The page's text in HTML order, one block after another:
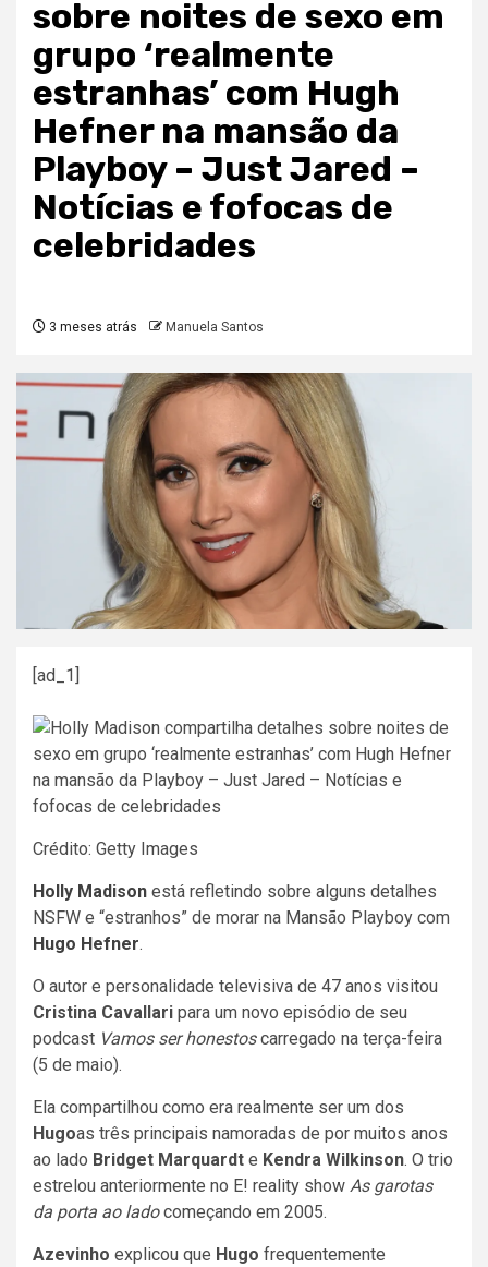
sobre noites de sexo em
grupo ‘realmente
estranhas’ com Hugh
Hefner na mansão da
Playboy – Just Jared –
Notícias e fofocas de
celebridades
3 meses atrás Manuela Santos
[ad_1]
Crédito: Getty Images
Holly Madison está refletindo sobre alguns detalhes
NSFW e “estranhos” de morar na Mansão Playboy com
Hugo Hefner.
O autor e personalidade televisiva de 47 anos visitou
Cristina Cavallari para um novo episódio de seu
podcast Vamos ser honestoscarregado na terça-feira
(5 de maio).
Ela compartilhou como era realmente ser um dos
Hugoas três principais namoradas de por muitos anos
ao lado Bridget Marquardt e Kendra Wilkinson. O trio
estrelou anteriormente no E! reality show As garotas
da porta ao ladocomeçando em 2005.
Azevinho explicou que Hugo frequentemente